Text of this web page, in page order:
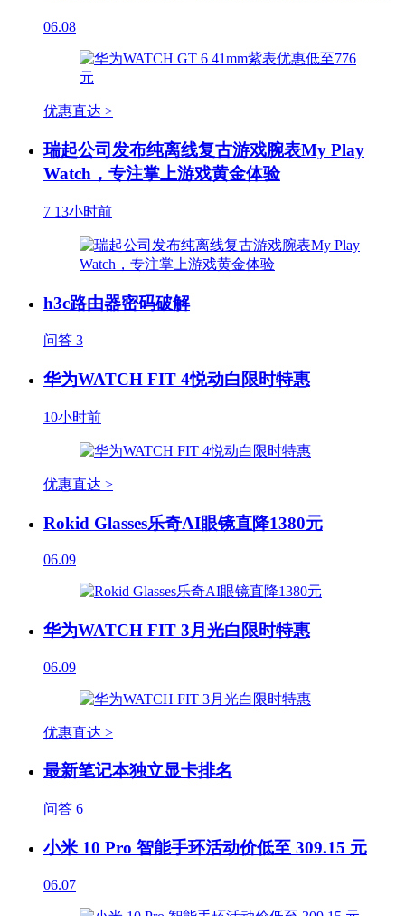
06.08
优惠直达 >
瑞起公司发布纯离线复古游戏腕表My Play
Watch，专注掌上游戏黄金体验
7 13小时前
h3c路由器密码破解
问答 3
华为WATCH FIT 4悦动白限时特惠
10小时前
优惠直达 >
Rokid Glasses乐奇AI眼镜直降1380元
06.09
华为WATCH FIT 3月光白限时特惠
06.09
优惠直达 >
最新笔记本独立显卡排名
问答 6
小米 10 Pro 智能手环活动价低至 309.15 元
06.07